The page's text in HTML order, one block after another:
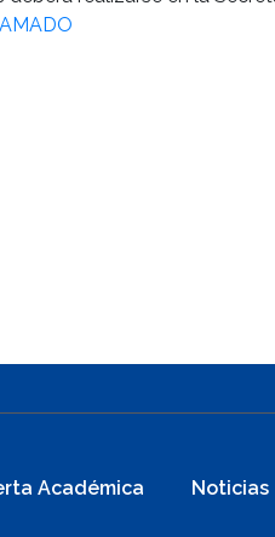
Académica Noticias